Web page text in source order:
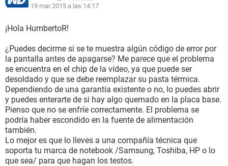
19 mar 2015 a las 14:17
¡Hola HumbertoR!
¿Puedes decirme si se te muestra algún código de error por
la pantalla antes de apagarse? Me parece que el problema
se encuentra en el chip de la vídeo, ya que puede ser
desoldado y que se debe reemplazar su pasta térmica.
Dependiendo de una garantía existente o no, lo puedes abrir
y puedes enterarte de si hay algo quemado en la placa base.
Pienso que no se enfríe correctamente. El problema se
podría haber escondido en la fuente de alimentación
también.
Lo mejor es que lo lleves a una compañía técnica que
soporta tu marca de notebook /Samsung, Toshiba, HP o lo
que sea/ para que hagan los testos.